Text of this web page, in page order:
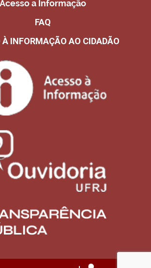
Acesso a Informação
FAQ
INFORMAÇÃO AO CIDADÃO